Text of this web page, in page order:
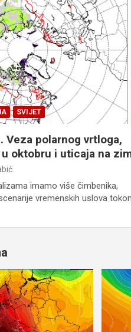
SVIJET
Veza polarnog vrtloga,
oktobru i uticaja na
imamo više čimbenika,
vremenskih uslova